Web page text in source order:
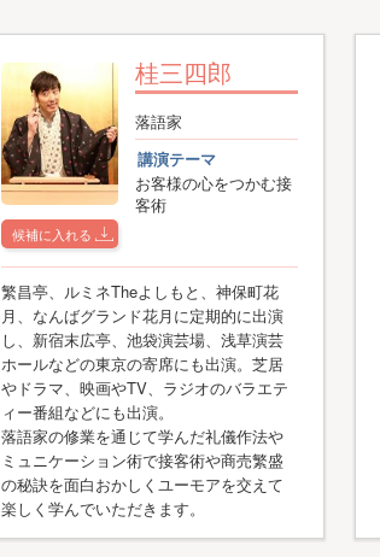
候補に入れる
桂三四郎
落語家
講演テーマ
お客様の心をつかむ接
客術
繁昌亭、ルミネTheよしもと、神保町花
月、なんばグランド花月に定期的に出演
し、新宿末広亭、池袋演芸場、浅草演芸
ホールなどの東京の寄席にも出演。芝居
やドラマ、映画やTV、ラジオのバラエテ
ィー番組などにも出演。
落語家の修業を通じて学んだ礼儀作法や
ミュニケーション術で接客術や商売繁盛
の秘訣を面白おかしくユーモアを交えて
楽しく学んでいただきます。